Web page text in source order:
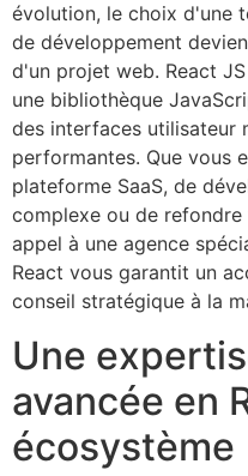
évolution, le choix d'une
de développement
d'un projet web. React
une bibliothèque
des interfaces utilisateur
performantes. Que vous
plateforme SaaS, de
complexe ou de
appel à une agence
React vous garantit un
conseil stratégique à la
Une
avancée en
écosystème